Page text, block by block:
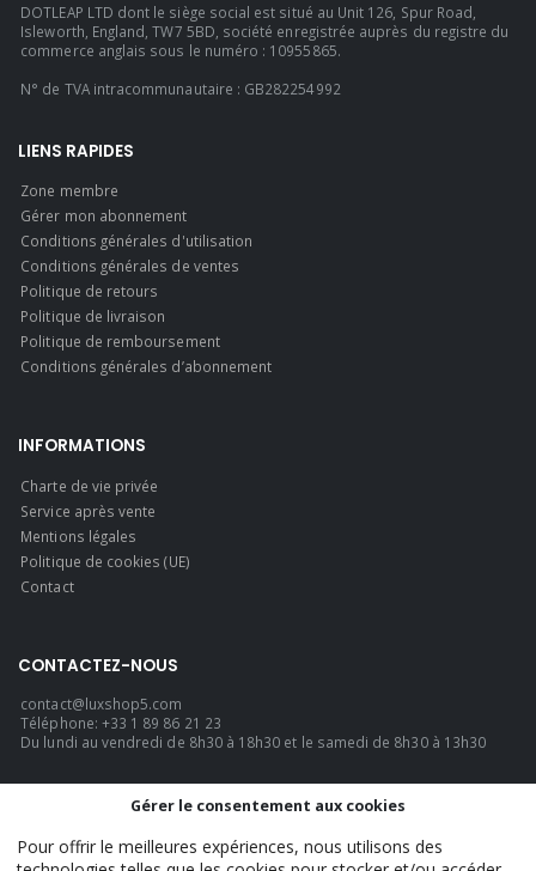
DOTLEAP LTD dont le siège social est situé au Unit 126, Spur Road,
Isleworth, England, TW7 5BD, société enregistrée auprès du registre du
commerce anglais sous le numéro : 10955865.
N° de TVA intracommunautaire : GB282254992
LIENS RAPIDES
Zone membre
Gérer mon abonnement
Conditions générales d'utilisation
Conditions générales de ventes
Politique de retours
Politique de livraison
Politique de remboursement
Conditions générales d’abonnement
INFORMATIONS
Charte de vie privée
Service après vente
Mentions légales
Politique de cookies (UE)
Contact
CONTACTEZ-NOUS
contact@luxshop5.com
Téléphone: +33 1 89 86 21 23
Du lundi au vendredi de 8h30 à 18h30 et le samedi de 8h30 à 13h30
Gérer le consentement aux cookies
Pour offrir le meilleures expériences, nous utilisons des